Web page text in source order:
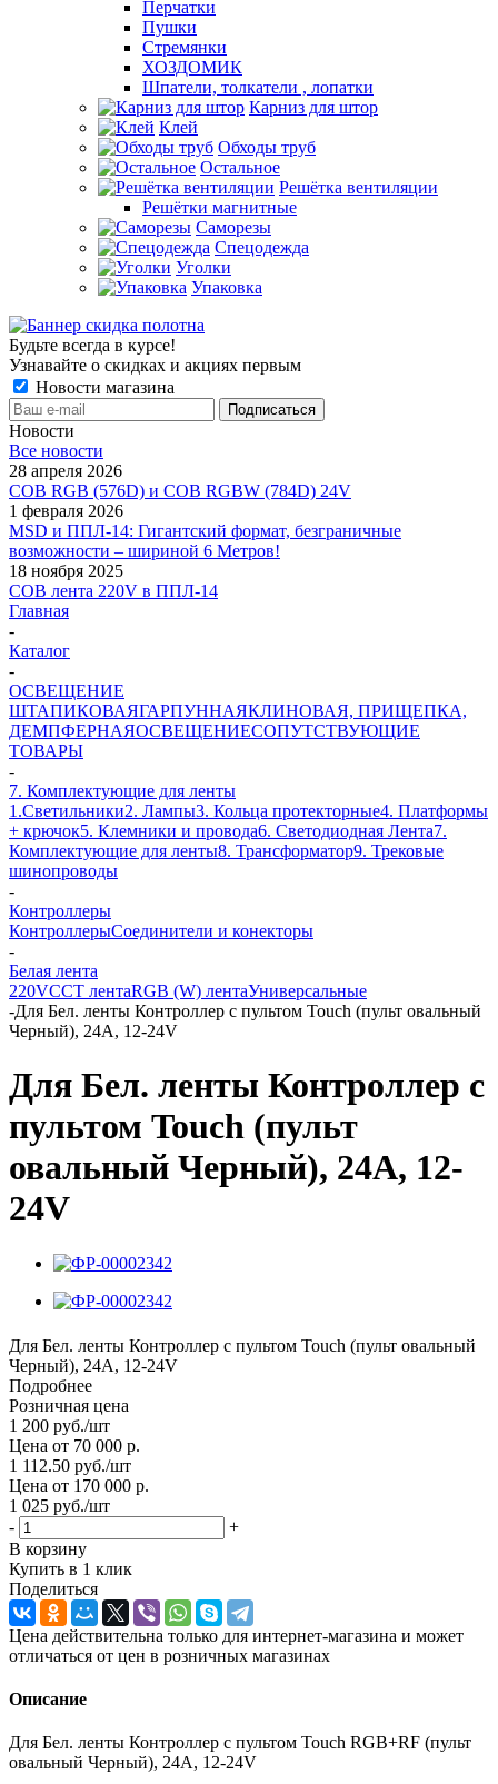
Перчатки
Пушки
Стремянки
ХОЗДОМИК
Шпатели, толкатели , лопатки
Карниз для штор
Клей
Обходы труб
Остальное
Решётка вентиляции
Решётки магнитные
Саморезы
Спецодежда
Уголки
Упаковка
Будьте всегда в курсе!
Узнавайте о скидках и акциях первым
Новости магазина
Новости
Все новости
28 апреля 2026
COB RGB (576D) и COB RGBW (784D) 24V
1 февраля 2026
MSD и ППЛ-14: Гигантский формат, безграничные
возможности – шириной 6 Метров!
18 ноября 2025
COB лента 220V в ППЛ-14
Главная
-
Каталог
-
ОСВЕЩЕНИЕ
ШТАПИКОВАЯГАРПУННАЯКЛИНОВАЯ, ПРИЩЕПКА,
ДЕМПФЕРНАЯОСВЕЩЕНИЕСОПУТСТВУЮЩИЕ
ТОВАРЫ
-
7. Комплектующие для ленты
1.Светильники2. Лампы3. Кольца протекторные4. Платформы
+ крючок5. Клемники и провода6. Светодиодная Лента7.
Комплектующие для ленты8. Трансформатор9. Трековые
шинопроводы
-
Контроллеры
КонтроллерыСоединители и конекторы
-
Белая лента
220VCCT лентаRGB (W) лентаУниверсальные
-Для Бел. ленты Контроллер с пультом Touch (пульт овальный
Черный), 24A, 12-24V
Для Бел. ленты Контроллер с
пультом Touch (пульт
овальный Черный), 24A, 12-
24V
Для Бел. ленты Контроллер с пультом Touch (пульт овальный
Черный), 24A, 12-24V
Подробнее
Розничная цена
1 200 руб./шт
Цена от 70 000 р.
1 112.50 руб./шт
Цена от 170 000 р.
1 025 руб./шт
-
+
В корзину
Купить в 1 клик
Поделиться
Цена действительна только для интернет-магазина и может
отличаться от цен в розничных магазинах
Описание
Для Бел. ленты Контроллер с пультом Touch RGB+RF (пульт
овальный Черный), 24A, 12-24V